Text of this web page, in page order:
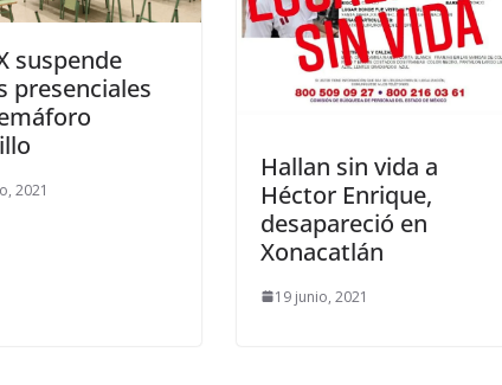
suspende
presenciales
2021
Hallan sin vida a
Héctor Enrique,
desapareció en
Xonacatlán
19 junio, 2021